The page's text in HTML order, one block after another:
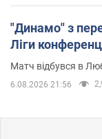
"Динамо" з
Ліги
Матч відбувся в
6.08.2026 21:56